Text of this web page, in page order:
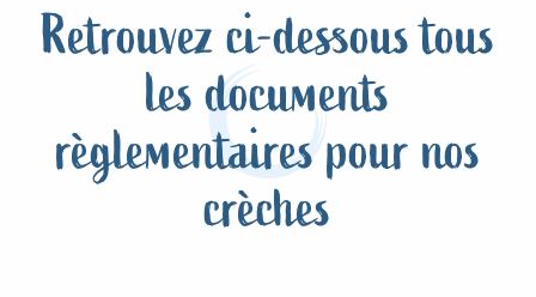
Retrouvez ci-dessous tous
les documents
règlementaires pour nos
crèches